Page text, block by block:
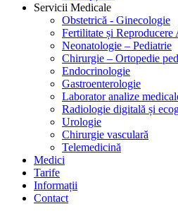
Servicii Medicale
Obstetrică - Ginecologie
Fertilitate și Reproducere
Neonatologie – Pediatrie
Chirurgie – Ortopedie
Endocrinologie
Gastroenterologie
Laborator analize
Radiologie digitală și
Urologie
Chirurgie vasculară
Telemedicină
Medici
Tarife
Informații
Contact